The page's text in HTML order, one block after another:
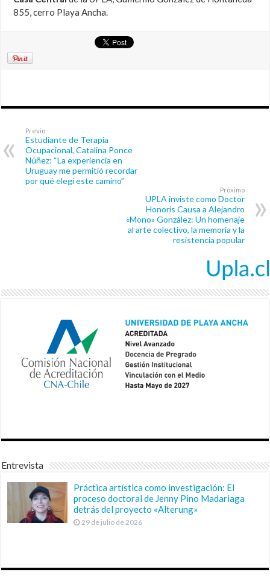
855, cerro Playa Ancha.
Previo
Estudiante de Terapia
Ocupacional, Catalina Ponce
Núñez: “La experiencia en
Uruguay me permitió recordar
por qué elegí este camino”
Próximo
UPLA inviste como Doctor
Honoris Causa a Alejandro
«Mono» González: Un homenaje
al arte colectivo, la memoria y la
resistencia popular
Entrevista
Práctica artística como investigación: El
proceso doctoral de Jenny Pino Madariaga
detrás del proyecto «Alterung»
29 de julio de 2026